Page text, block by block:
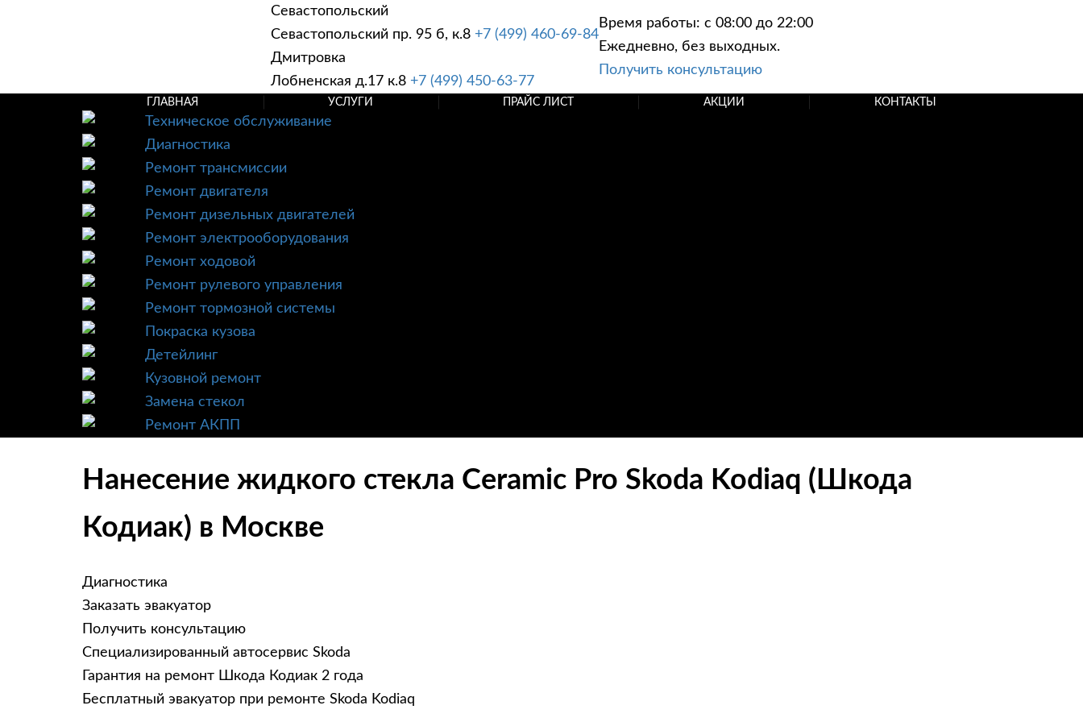
Севастопольский
Севастопольский пр. 95 б, к.8 +7 (499) 460-69-84
Дмитровка
Лобненская д.17 к.8 +7 (499) 450-63-77
Время работы: с 08:00 до 22:00
Ежедневно, без выходных.
Получить консультацию
ГЛАВНАЯ УСЛУГИ ПРАЙС ЛИСТ АКЦИИ КОНТАКТЫ
Техническое обслуживание
Диагностика
Ремонт трансмиссии
Ремонт двигателя
Ремонт дизельных двигателей
Ремонт электрооборудования
Ремонт ходовой
Ремонт рулевого управления
Ремонт тормозной системы
Покраска кузова
Детейлинг
Кузовной ремонт
Замена стекол
Ремонт АКПП
Нанесение жидкого стекла Ceramic Pro Skoda Kodiaq (Шкода
Кодиак) в Москве
Диагностика
Заказать эвакуатор
Получить консультацию
Специализированный автосервис Skoda
Гарантия на ремонт Шкода Кодиак 2 года
Бесплатный эвакуатор при ремонте Skoda Kodiaq